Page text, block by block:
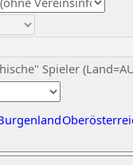
Spieler